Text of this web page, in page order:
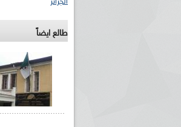
طالع ايضاً